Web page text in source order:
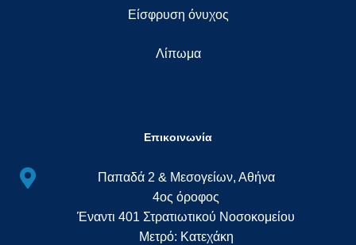
Eίσφρυση όνυχος
Λίπωμα
Επικοινωνία
Παπαδά 2 & Μεσογείων, Αθήνα
4ος όροφος
Έναντι 401 Στρατιωτικού Νοσοκομείου
Μετρό: Κατεχάκη